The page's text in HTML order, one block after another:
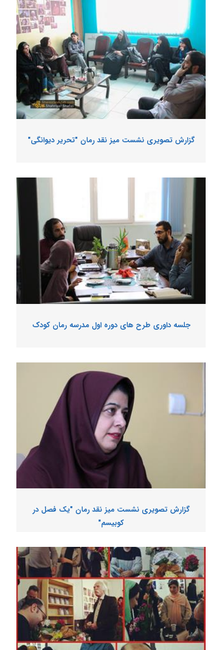
گزارش تصویری نشست میز نقد رمان "تحریر دیوانگی"
جلسه داوری طرح های دوره اول مدرسه رمان کودک
گزارش تصویری نشست میز نقد رمان "یک فصل در
کوبیسم"